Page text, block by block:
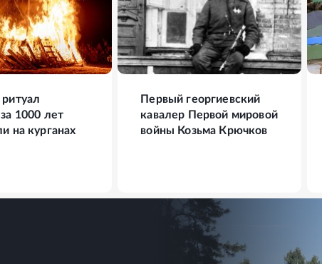
1000 лет
на курганах
25ФОТО
Первый георгиевский
кавалер Первой мировой
войны Козьма Крючков